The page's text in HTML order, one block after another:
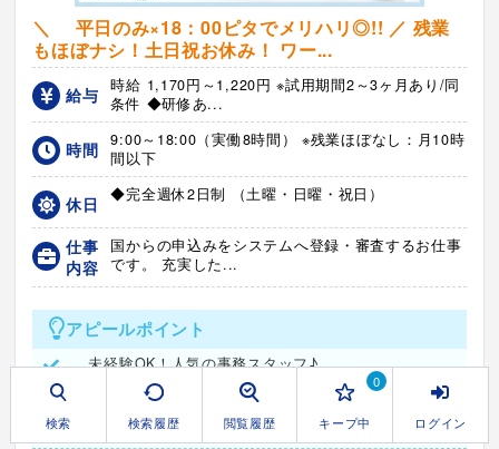
＼ 平日のみ×18：00ピタでメリハリ◎!! ／ 残業
もほぼナシ！土日祝お休み！ ワー...
給与
時給 1,170円～1,220円 ※試用期間2～3ヶ月あり/同
条件 ◆研修あ...
時間
9:00～18:00（実働8時間） ※残業ほぼなし：月10時
間以下
休日 ◆完全週休2日制 （土曜・日曜・祝日）
仕事
内容
国からの申込みをシステムへ登録・審査するお仕事
です。 充実した...
アピールポイント
未経験OK！人気の事務スタッフ♪
【平日のみ勤務】嬉しい土日祝お休みでプライベートも充実♪
興味がある方はご応募お早めに♪
検索 検索履歴 閲覧履歴 キープ中
0
ログイン